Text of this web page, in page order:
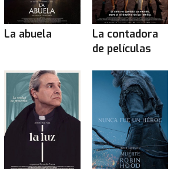
La abuela
La contadora
de películas